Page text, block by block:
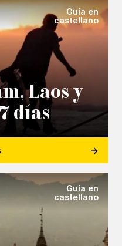
Guía en
castellano
Laos y
días
Guía en
castellano